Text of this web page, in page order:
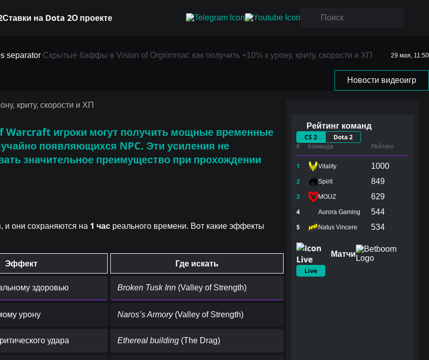
Ставки на Dota 2О проекте
Скрытые баффы в Vision of Orgrimmar: как получить +10% к урону, криту, скорости и ХП 29 мая, 11:50
Новости видеоигр
скорости и ХП
Warcraft игроки могут получить мощные временные
появляющихся NPC. Эти усиления не
значительное преимущество при прохождении
, и они сохраняются на 1 час реального времени. Вот какие эффекты
Эффект Где искать
здоровью Broken Tusk Inn (Valley of Strength)
урону Naros’s Armory(Valley of Strength)
удара Ethereal building (The Drag)
Рейтинг команд
CS 2 Dota 2
# Команда Рейтинг
1 Vitality
1000
2
Spirit
849
3
MOUZ
629
4
Aurora Gaming
544
5
Natus Vincere 534
Матчи
Live